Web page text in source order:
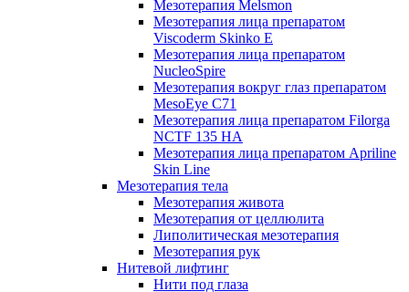
Мезотерапия Melsmon
Мезотерапия лица препаратом
Viscoderm Skinko E
Мезотерапия лица препаратом
NucleoSpire
Мезотерапия вокруг глаз препаратом
MesoEye С71
Мезотерапия лица препаратом Filorga
NCTF 135 HA
Мезотерапия лица препаратом Apriline
Skin Line
Мезотерапия тела
Мезотерапия живота
Мезотерапия от целлюлита
Липолитическая мезотерапия
Мезотерапия рук
Нитевой лифтинг
Нити под глаза